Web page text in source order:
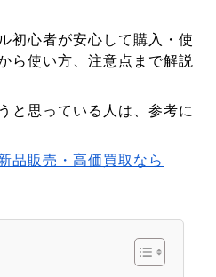
初心者が安心して購入・使
ら使い方、注意点まで解説
と思っている人は、参考に
品販売・高価買取なら